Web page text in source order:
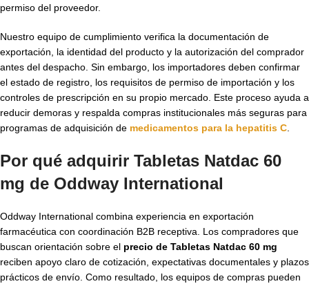
permiso del proveedor.
Nuestro equipo de cumplimiento verifica la documentación de
exportación, la identidad del producto y la autorización del comprador
antes del despacho. Sin embargo, los importadores deben confirmar
el estado de registro, los requisitos de permiso de importación y los
controles de prescripción en su propio mercado. Este proceso ayuda a
reducir demoras y respalda compras institucionales más seguras para
programas de adquisición de medicamentos para la hepatitis C
Por qué adquirir Tabletas Natdac 60
mg de Oddway International
Oddway International combina experiencia en exportación
farmacéutica con coordinación B2B receptiva. Los compradores que
buscan orientación sobre el precio de Tabletas Natdac 60 mg
reciben apoyo claro de cotización, expectativas documentales y plazos
prácticos de envío. Como resultado, los equipos de compras pueden